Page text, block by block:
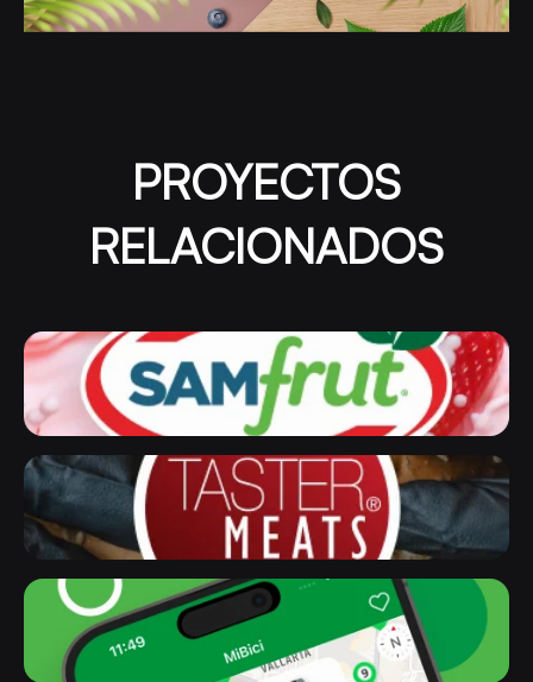
PROYECTOS
RELACIONADOS